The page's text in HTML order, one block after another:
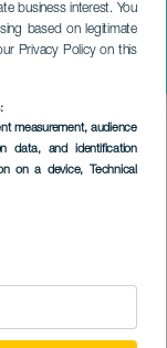
business interest. You
based on legitimate
Privacy Policy on this
measurement, audience
data, and identification
on a device, Technical